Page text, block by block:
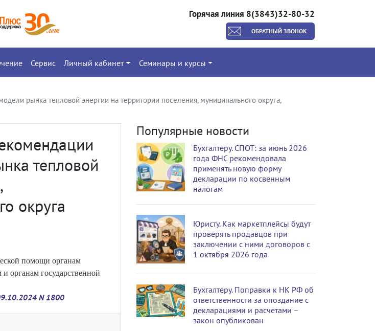
Горячая линия 8(3843)32-80-32
ОБРАТНЫЙ ЗВОНОК
Сервис Личный кабинет Семинары и курсы
рынка тепловой энергии на территории поселения, муниципального округа,
тепловой
округа
помощи органам
органам государственной
N 1800
Популярные новости
Бухгалтеру. СПОТ: за июнь 2026
года ФНС рекомендовала
применять новую форму
декларации по косвенным
налогам
Юристу. Как маркетплейсы будут
проверять продавцов при
заключении с ними договоров с
1 октября 2026 года
Бухгалтеру. Поправки к НК РФ об
ответственности за опоздание с
декларациями и расчетами –
закон опубликован